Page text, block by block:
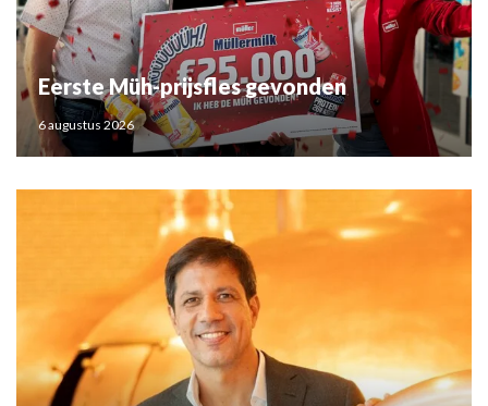
Eerste Müh-prijsfles gevonden
6 augustus 2026